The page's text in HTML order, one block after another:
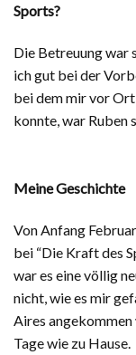
Sports?
Die Betreuung war
ich gut bei der
bei dem mir vor
konnte, war Ruben
Meine Geschichte
Von Anfang
bei “Die Kraft des
war es eine völlig
nicht, wie es mir
Aires
Tage wie zu Hause.